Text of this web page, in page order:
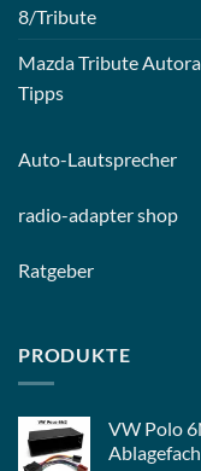
8/Tribute
Mazda Tribute
Tipps
Auto-Lautsprecher
radio-adapter shop
Ratgeber
PRODUKTE
VW Polo
Ablagefach